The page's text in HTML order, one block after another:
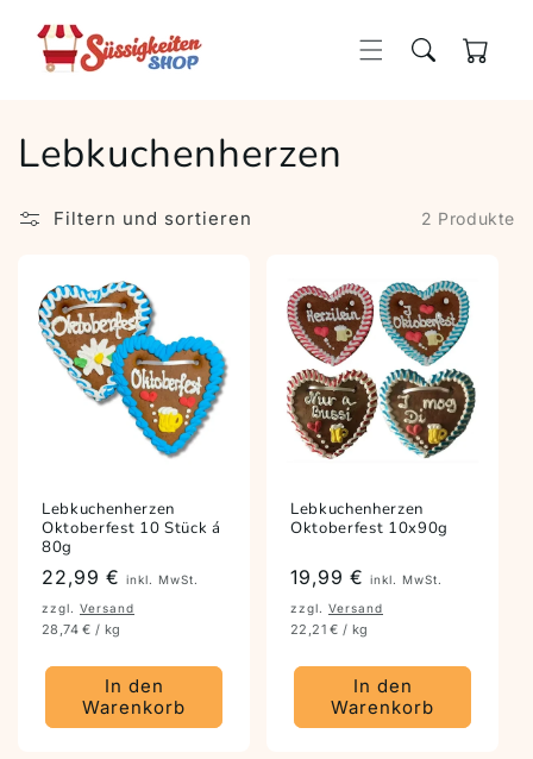
zum
Inhalt
Warenkorb
Lebkuchenherzen
Filtern und sortieren 2 Produkte
Lebkuchenherzen
Oktoberfest 10 Stück á
80g
Preis
22,99 € inkl. MwSt.
zzgl. Versand
28,74 € / kg
In den
Warenkorb
Lebkuchenherzen
Oktoberfest 10x90g
Preis
19,99 € inkl. MwSt.
zzgl. Versand
22,21 € / kg
In den
Warenkorb